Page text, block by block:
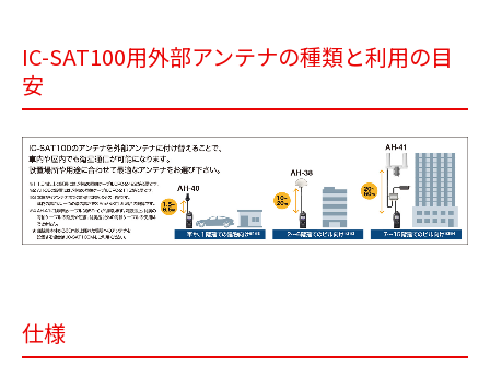
IC-SAT100用外部アンテナの種類と利用の目
安
仕様